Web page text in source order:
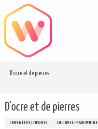
au
contenu
principal
D'ocre et de pierres
D'ocre et de pierres
JOURNÉE DÉCOUVERTE CULTURE ET PATRIMOINE